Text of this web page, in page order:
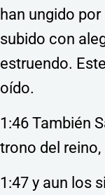
han ungido por
subido con
estruendo.
oído.
1:46 También
trono del reino,
1:47 y aun los